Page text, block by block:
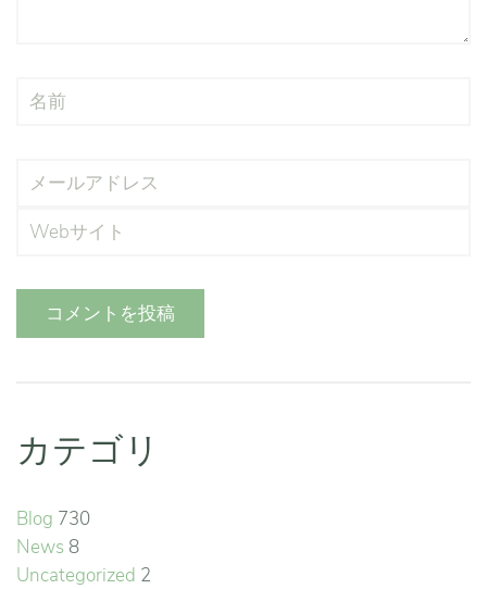
コメントを投稿
カテゴリ
Blog 730
News 8
Uncategorized 2